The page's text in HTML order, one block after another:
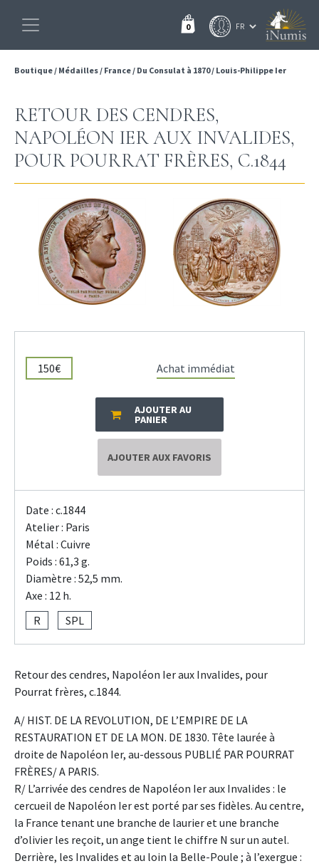
0
Boutique/ Médailles/ France/ Du Consulat à 1870/ Louis-Philippe Ier
RETOUR DES CENDRES,
NAPOLÉON IER AUX INVALIDES,
POUR POURRAT FRÈRES, C.1844
150€ Achat immédiat
AJOUTER AU
PANIER
AJOUTER AUX FAVORIS
Date : c.1844
Atelier : Paris
Métal : Cuivre
Poids : 61,3 g.
Diamètre : 52,5 mm.
Axe : 12 h.
R
SPL
Retour des cendres, Napoléon Ier aux Invalides, pour
Pourrat frères, c.1844.
A/ HIST. DE LA REVOLUTION, DE L’EMPIRE DE LA
RESTAURATION ET DE LA MON. DE 1830. Tête laurée à
droite de Napoléon Ier, au-dessous PUBLIÉ PAR POURRAT
FRÈRES/ A PARIS.
R/ L’arrivée des cendres de Napoléon Ier aux Invalides : le
cercueil de Napoléon Ier est porté par ses fidèles. Au centre,
la France tenant une branche de laurier et une branche
d’olivier les reçoit, un ange tient le chiffre N sur un autel.
Derrière, les Invalides et au loin la Belle-Poule ; à l’exergue :